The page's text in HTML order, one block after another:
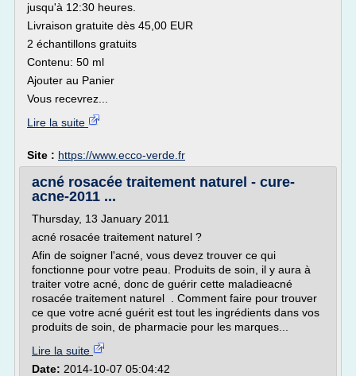
jusqu'à 12:30 heures.
Livraison gratuite dès 45,00 EUR
2 échantillons gratuits
Contenu: 50 ml
Ajouter au Panier
Vous recevrez...
Lire la suite
Site : https://www.ecco-verde.fr
acné rosacée traitement naturel - cure-
acne-2011 ...
Thursday, 13 January 2011
acné rosacée traitement naturel ?
Afin de soigner l'acné, vous devez trouver ce qui
fonctionne pour votre peau. Produits de soin, il y aura à
traiter votre acné, donc de guérir cette maladieacné
rosacée traitement naturel . Comment faire pour trouver
ce que votre acné guérit est tout les ingrédients dans vos
produits de soin, de pharmacie pour les marques...
Lire la suite
Date: 2014-10-07 05:04:42